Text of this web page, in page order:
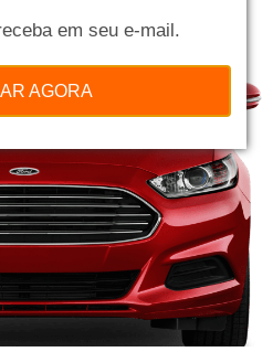
em seu e-mail.
AGORA